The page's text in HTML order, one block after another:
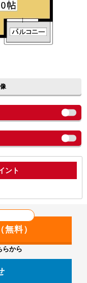
ント
らから